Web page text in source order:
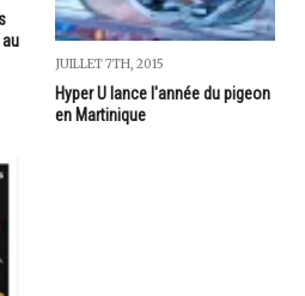
JUILLET 7TH, 2015
Hyper U lance l'année du pigeon
en Martinique